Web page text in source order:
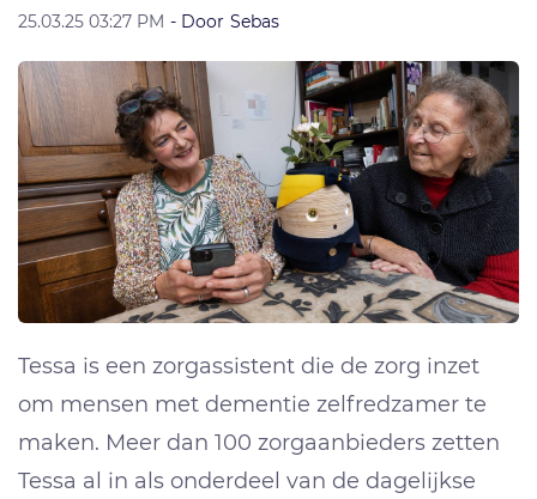
25.03.25 03:27 PM - Door Sebas
Tessa is een zorgassistent die de zorg inzet
om mensen met dementie zelfredzamer te
maken. Meer dan 100 zorgaanbieders zetten
Tessa al in als onderdeel van de dagelijkse